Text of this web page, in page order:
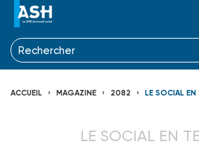
ACCUEIL MAGAZINE 2082 LE SOCIAL EN
LE SOCIAL EN